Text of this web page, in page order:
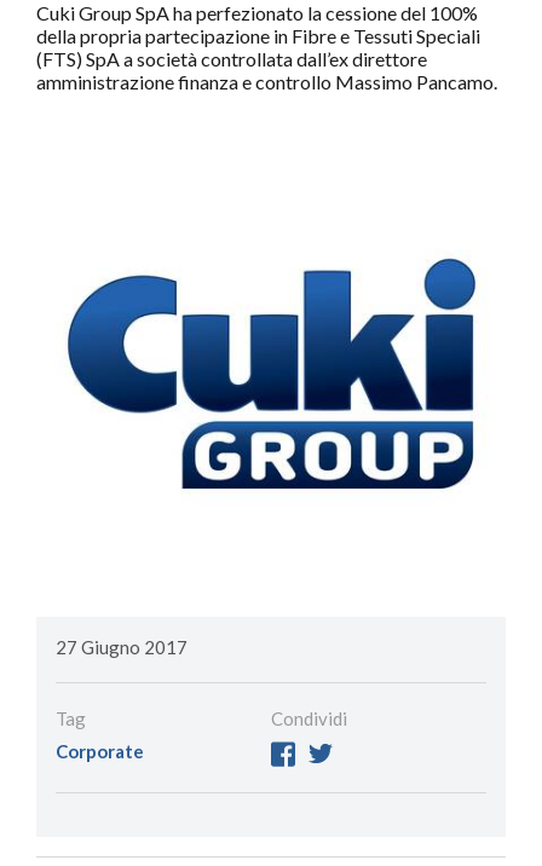
27 Giugno 2017
Tag
Corporate
Condividi
Cuki Group SpA ha perfezionato la cessione del 100%
della propria partecipazione in Fibre e Tessuti Speciali
(FTS) SpA a società controllata dall’ex direttore
amministrazione finanza e controllo Massimo Pancamo.